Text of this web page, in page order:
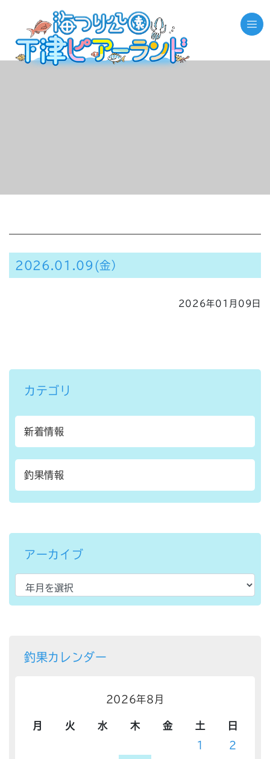
2026.01.09(金）
2026年01月09日
カテゴリ
新着情報
釣果情報
アーカイブ
釣果カレンダー
2026年8月
月 火 水 木 金 土
日
1
2